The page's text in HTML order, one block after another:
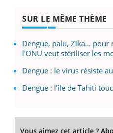
SUR LE MÊME THÈME
Dengue, palu, Zika... pour
l'ONU veut stériliser les
Dengue : le virus résiste
Dengue : l’île de Tahiti
Vous aimez cet article ?